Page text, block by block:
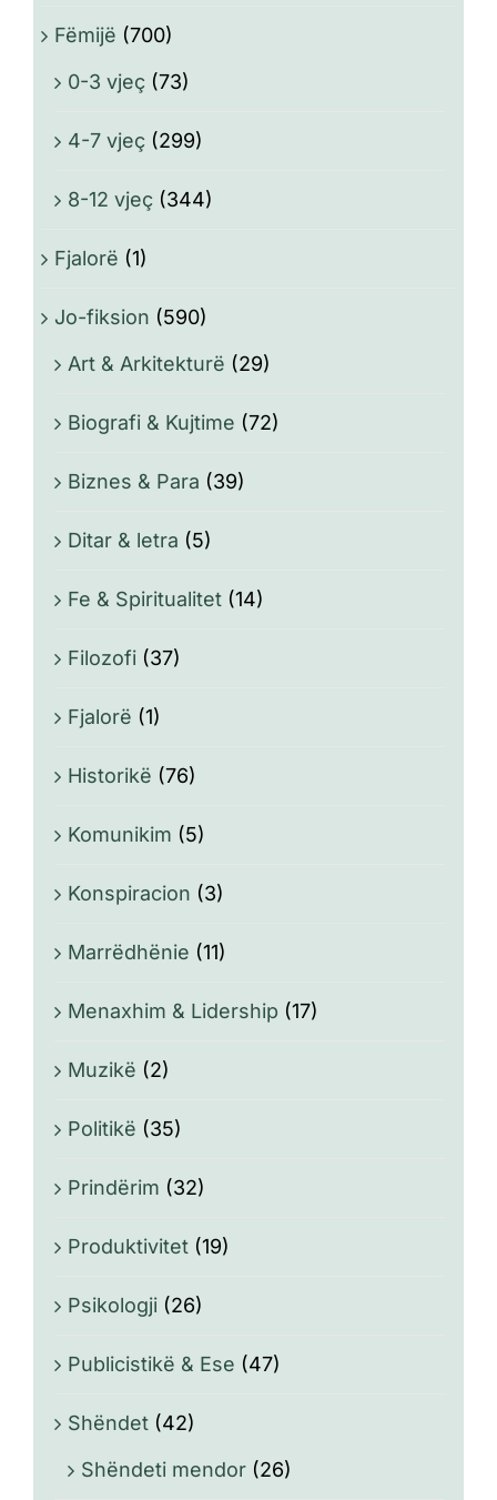
Fëmijë (700)
0-3 vjeç (73)
4-7 vjeç (299)
8-12 vjeç (344)
Fjalorë (1)
Jo-fiksion (590)
Art & Arkitekturë (29)
Biografi & Kujtime (72)
Biznes & Para (39)
Ditar & letra (5)
Fe & Spiritualitet (14)
Filozofi (37)
Fjalorë (1)
Historikë (76)
Komunikim (5)
Konspiracion (3)
Marrëdhënie (11)
Menaxhim & Lidership (17)
Muzikë (2)
Politikë (35)
Prindërim (32)
Produktivitet (19)
Psikologji (26)
Publicistikë & Ese (47)
Shëndet (42)
Shëndeti mendor (26)